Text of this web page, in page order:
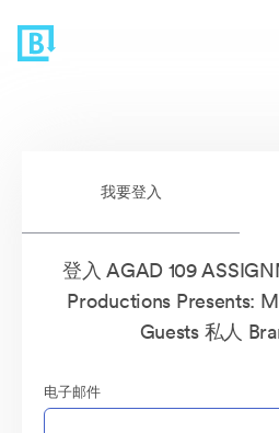
我要登入
登入 AGAD 109
Productions Presents:
Guests 私人
电子邮件